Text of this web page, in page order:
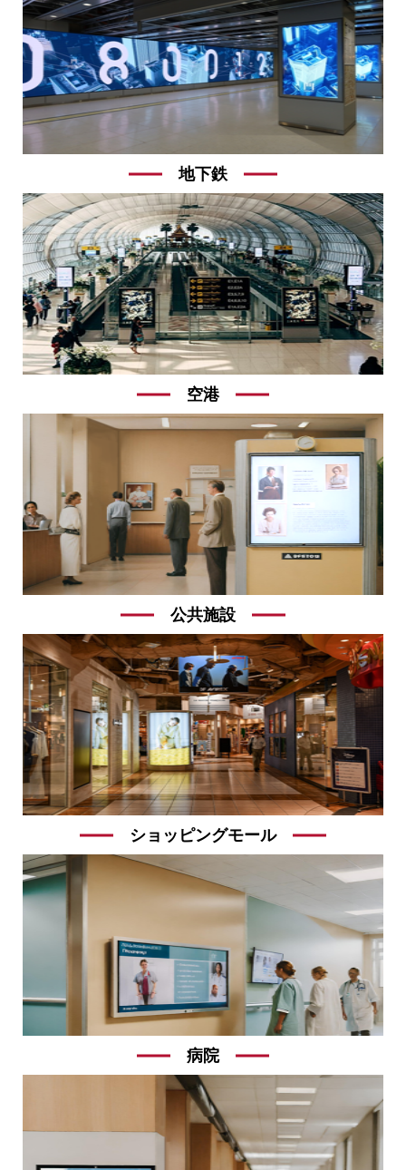
地下鉄
空港
公共施設
ショッピングモール
病院